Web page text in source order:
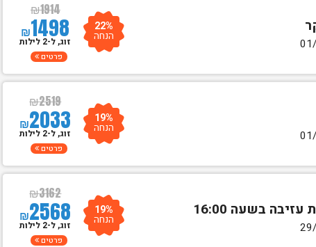
₪1914
₪1498 22%
הנחה זוג, ל-2 לילות
פרטים
₪2519
₪2033 19%
הנחה זוג, ל-2 לילות
פרטים
₪3162
₪2568 19%
הנחה זוג, ל-2 לילות
פרטים